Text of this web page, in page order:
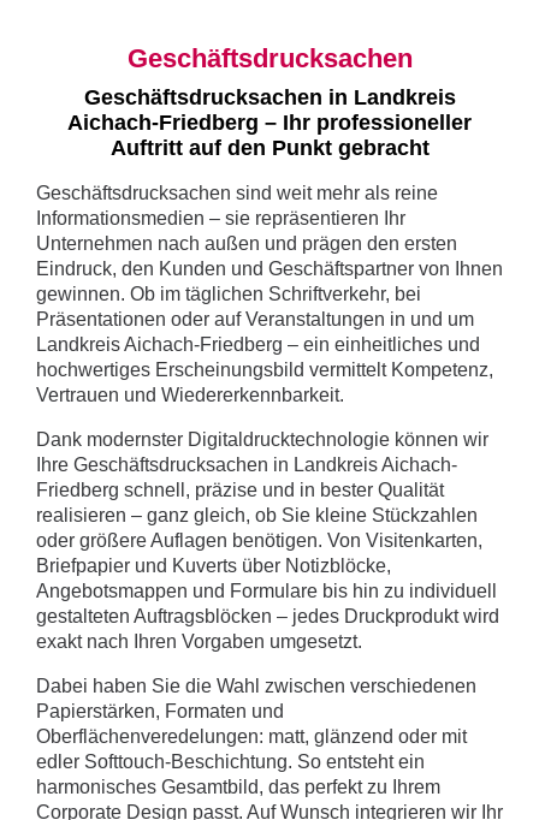
Geschäftsdrucksachen
Geschäftsdrucksachen in Landkreis
Aichach-Friedberg – Ihr professioneller
Auftritt auf den Punkt gebracht
Geschäftsdrucksachen sind weit mehr als reine
Informationsmedien – sie repräsentieren Ihr
Unternehmen nach außen und prägen den ersten
Eindruck, den Kunden und Geschäftspartner von Ihnen
gewinnen. Ob im täglichen Schriftverkehr, bei
Präsentationen oder auf Veranstaltungen in und um
Landkreis Aichach-Friedberg – ein einheitliches und
hochwertiges Erscheinungsbild vermittelt Kompetenz,
Vertrauen und Wiedererkennbarkeit.
Dank modernster Digitaldrucktechnologie können wir
Ihre Geschäftsdrucksachen in Landkreis Aichach-
Friedberg schnell, präzise und in bester Qualität
realisieren – ganz gleich, ob Sie kleine Stückzahlen
oder größere Auflagen benötigen. Von Visitenkarten,
Briefpapier und Kuverts über Notizblöcke,
Angebotsmappen und Formulare bis hin zu individuell
gestalteten Auftragsblöcken – jedes Druckprodukt wird
exakt nach Ihren Vorgaben umgesetzt.
Dabei haben Sie die Wahl zwischen verschiedenen
Papierstärken, Formaten und
Oberflächenveredelungen: matt, glänzend oder mit
edler Softtouch-Beschichtung. So entsteht ein
harmonisches Gesamtbild, das perfekt zu Ihrem
Corporate Design passt. Auf Wunsch integrieren wir Ihr